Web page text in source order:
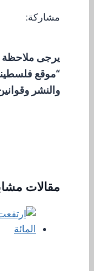
مشاركة:
يرجى ملاحظة
“موقع
والنشر
مقالات